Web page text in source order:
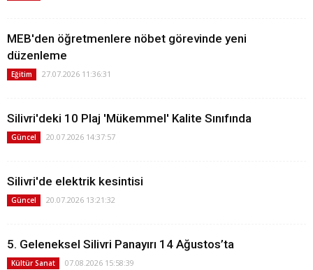
MEB'den öğretmenlere nöbet görevinde yeni
düzenleme
Eğitim 27.07.2026 11:36:31
Silivri'deki 10 Plaj 'Mükemmel' Kalite Sınıfında
Güncel 20.07.2026 14:37:57
Silivri'de elektrik kesintisi
Güncel 20.07.2026 13:21:32
5. Geleneksel Silivri Panayırı 14 Ağustos’ta
Kültür Sanat 07.08.2026 15:58:39